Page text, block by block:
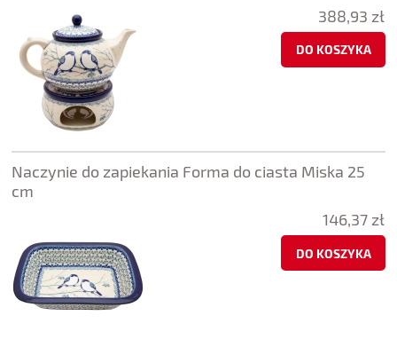
388,93 zł
DO KOSZYKA
Naczynie do zapiekania Forma do ciasta Miska 25
cm
146,37 zł
DO KOSZYKA